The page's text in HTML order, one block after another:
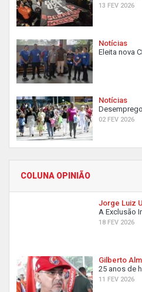
13 FEV 2026
Notícias
Eleita nova
Notícias
02 FEV 2026
COLUNA OPINIÃO
Jorge Luiz
A Exclusão
18 FEV 2026
Gilberto
25 anos de
11 FEV 2026